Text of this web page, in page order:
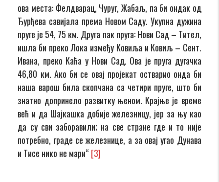
ова места: Фелдварац, Чуруг, Жабаљ, па би ондак од
Ђурђева савијала према Новом Саду. Укупна дужина
пруге је 54, 75 км. Друга пак пруга: Нови Сад – Тител,
ишла би преко Лока између Ковиља и Ковиљ – Сент.
Ивана, преко Каћа у Нови Сад. Ова је пруга дугачка
46,80 км. Ако би се овај пројекат остварио онда би
наша варош била скопчана са четири пруге, што би
знатно допринело развитку њеном. Крајње је време
већ и да Шајкашка добије железницу, јер за њу као
да су сви заборавили; на све стране где и то није
потребно, граде се железнице, а за овај угао Дунава
и Тисе нико не мари“ [3]